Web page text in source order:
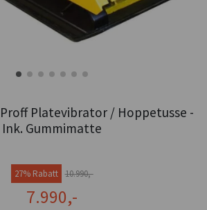
Proff Platevibrator / Hoppetusse -
Ink. Gummimatte
27% Rabatt 10.990,-
7.990,-